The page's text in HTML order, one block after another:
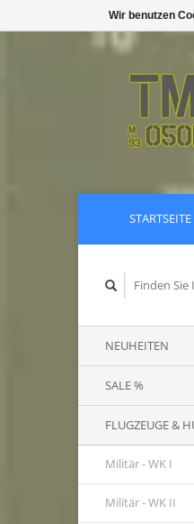
STARTSEITE
NEUHEITEN
SALE %
FLUGZEUGE &
Militär - WK I
Militär - WK II
Wir benutzen